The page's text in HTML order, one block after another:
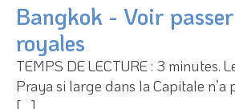
Bangkok - Voir
royales
TEMPS DE LECTURE : 3 minutes.
Praya si large dans la Capitale